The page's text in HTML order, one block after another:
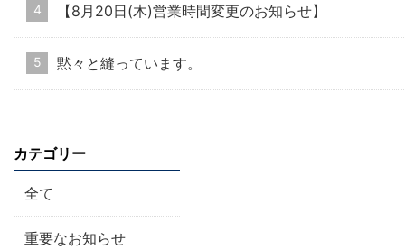
【8月20日(木)営業時間変更のお知らせ】
黙々と縫っています。
カテゴリー
全て
重要なお知らせ